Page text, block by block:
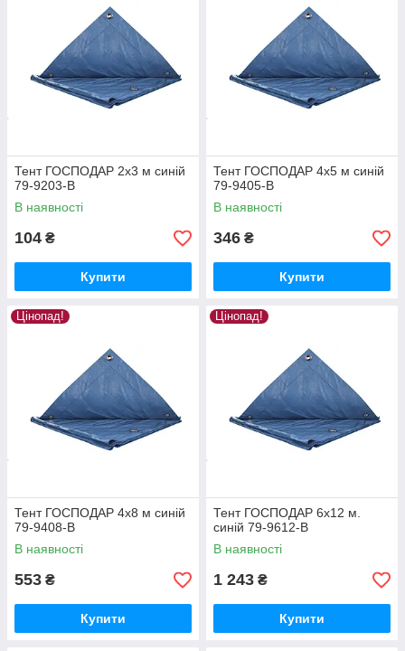
Тент ГОСПОДАР 2х3 м синій
79-9203-В
В наявності
104 ₴
Купити
Тент ГОСПОДАР 4х5 м синій
79-9405-В
В наявності
346 ₴
Купити
Цінопад!
Тент ГОСПОДАР 4х8 м синій
79-9408-В
В наявності
553 ₴
Купити
Цінопад!
Тент ГОСПОДАР 6х12 м.
синій 79-9612-В
В наявності
1 243 ₴
Купити